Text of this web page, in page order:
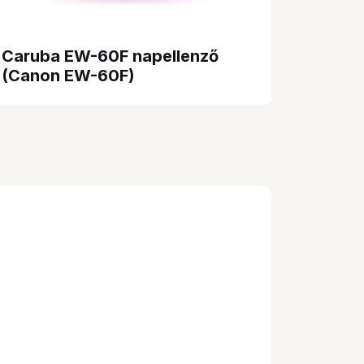
Caruba EW-60F napellenző
(Canon EW-60F)